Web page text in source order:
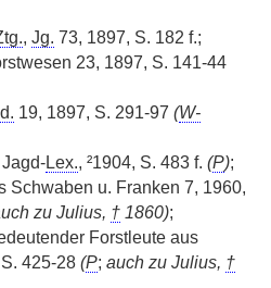
, Jg. 73, 1897, S. 182 f.;
23, 1897, S. 141-44
19, 1897, S. 291-97 (W-
Jagd-Lex., ²1904, S. 483 f. (P);
Schwaben u. Franken 7, 1960,
zu Julius, † 1860);
Forstleute aus
425-28 (P; auch zu Julius, †